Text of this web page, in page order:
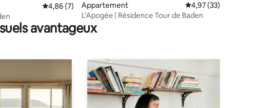
Évaluation moyenne sur la base de 7 commentaires : 4,86 sur 5
4,86 (7)
Appartement Évaluation moyenne
4,97 (33)
L'Apogée | Résidence Tour de Baden
avantageux